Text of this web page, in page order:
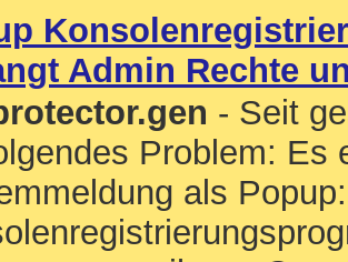
Admin Rechte
- Seit
Problem: Es
als